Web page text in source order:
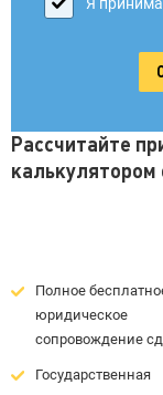
Рассчитайте
Полное
юридическое
сопровождение
Государственная